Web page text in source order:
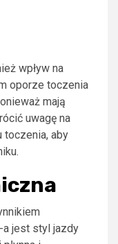
wpływ na
oporze toczenia
mają
uwagę na
toczenia, aby
a jest styl jazdy